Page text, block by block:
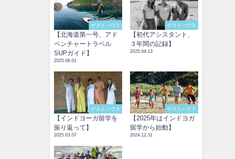
ゲストハウス
【北海道第一号、アド
ベンチャートラベル
SUPガイド】
2025.06.01
ゲストハウス
【初代アシスタント、
３年間の記録】
2025.04.13
ゲストハウス
【インドヨーガ留学を
振り返って】
2025.03.07
ゲストハウス
【2025年はインドヨガ
留学から始動】
2024.12.31